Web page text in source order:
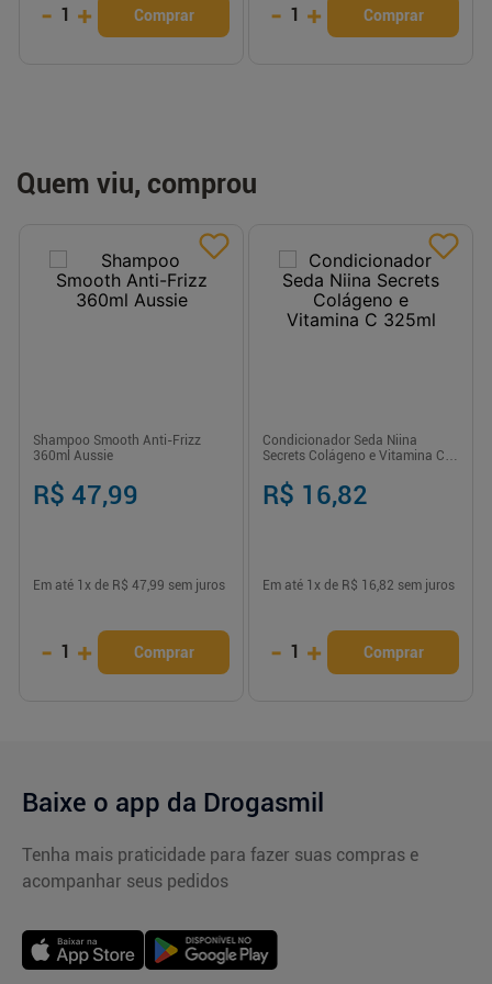
- 1 + Comprar - 1 + Comprar
Quem viu, comprou
Shampoo Smooth Anti-Frizz
360ml Aussie
R$ 47,99
Em até 1 x de R$ 47,99 sem juros
- 1 + Comprar
Condicionador Seda Niina
Secrets Colágeno e Vitamina C
R$ 16,82
Em até 1 x de R$ 16,82 sem juros
- 1 + Comprar
Baixe o app da Drogasmil
Tenha mais praticidade para fazer suas compras e
acompanhar seus pedidos